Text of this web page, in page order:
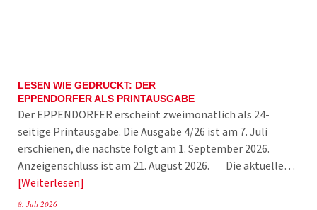
LESEN WIE GEDRUCKT: DER
EPPENDORFER ALS PRINTAUSGABE
Der EPPENDORFER erscheint zweimonatlich als 24-
seitige Printausgabe. Die Ausgabe 4/26 ist am 7. Juli
erschienen, die nächste folgt am 1. September 2026.
Anzeigenschluss ist am 21. August 2026. Die aktuelle…
Weiterlesen
8. Juli 2026